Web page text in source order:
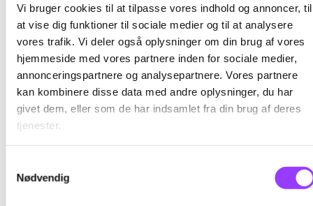
Vi bruger cookies til at tilpasse vores indhold og annoncer, til
at vise dig funktioner til sociale medier og til at analysere
vores trafik. Vi deler også oplysninger om din brug af vores
hjemmeside med vores partnere inden for sociale medier,
annonceringspartnere og analysepartnere. Vores partnere
kan kombinere disse data med andre oplysninger, du har
givet dem, eller som de har indsamlet fra din brug af deres
tjenester.
Nødvendig
Fag til kurset
EU-Efteruddannelse for
godschauffører - oblig.del
Forebyggelse af uheld for
erhvervschauffører